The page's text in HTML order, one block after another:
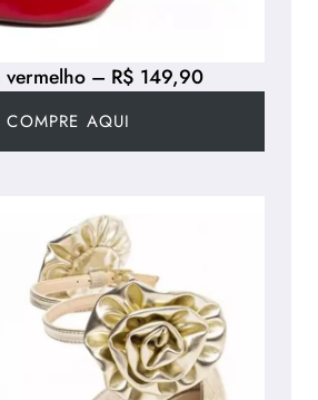
vermelho – R$ 149,90
COMPRE AQUI